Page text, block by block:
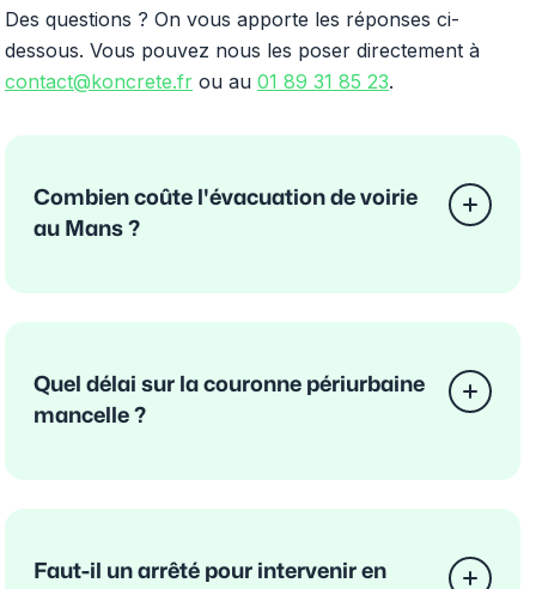
Des questions ? On vous apporte les réponses ci-
dessous. Vous pouvez nous les poser directement à
contact@koncrete.fr ou au 01 89 31 85 23.
Combien coûte l'évacuation de voirie
au Mans ?
Quel délai sur la couronne périurbaine
mancelle ?
Faut-il un arrêté pour intervenir en